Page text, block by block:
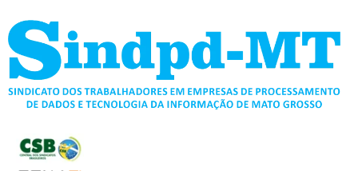
para
conteúdo